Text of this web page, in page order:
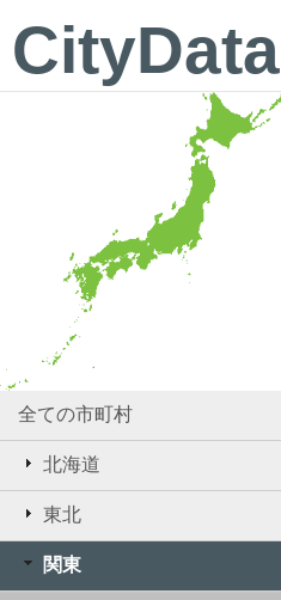
CityData
全ての市町村
北海道
東北
関東